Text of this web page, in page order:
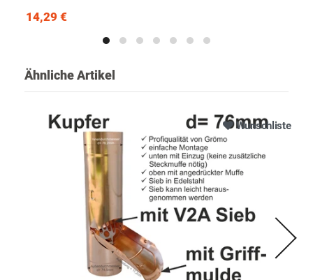
14,29 €
Ähnliche Artikel
Wunschliste